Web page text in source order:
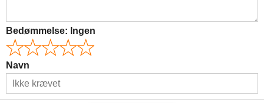
Bedømmelse: Ingen
Navn